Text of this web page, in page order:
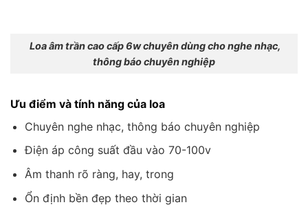
Loa âm trần cao cấp 6w chuyên dùng cho nghe nhạc,
thông báo chuyên nghiệp
Ưu điểm và tính năng của loa
Chuyên nghe nhạc, thông báo chuyên nghiệp
Điện áp công suất đầu vào 70-100v
Âm thanh rõ ràng, hay, trong
Ổn định bền đẹp theo thời gian